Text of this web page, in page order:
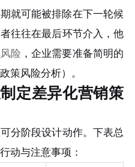
就可能被排除在下一轮候
往往在最后环节介入，他
险 ，企业需要准备简明的
策风险分析）。
定差异化营销策
阶段设计动作。下表总
动与注意事项：